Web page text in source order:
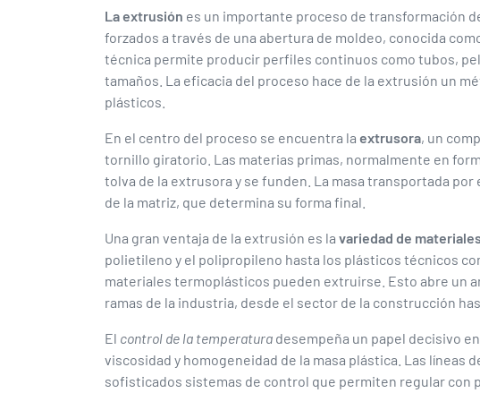
La extrusión es un importante proceso de transformación
forzados a través de una abertura de moldeo, conocida
técnica permite producir perfiles continuos como tubos,
tamaños. La eficacia del proceso hace de la extrusión un
plásticos.
En el centro del proceso se encuentra la extrusora, un
tornillo giratorio. Las materias primas, normalmente en
tolva de la extrusora y se funden. La masa transportada
de la matriz, que determina su forma final.
Una gran ventaja de la extrusión es la variedad de
polietileno y el polipropileno hasta los plásticos técnicos
materiales termoplásticos pueden extruirse. Esto abre un
ramas de la industria, desde el sector de la construcción
El control de la temperatura desempeña un papel decisivo
viscosidad y homogeneidad de la masa plástica. Las líneas
sofisticados sistemas de control que permiten regular con